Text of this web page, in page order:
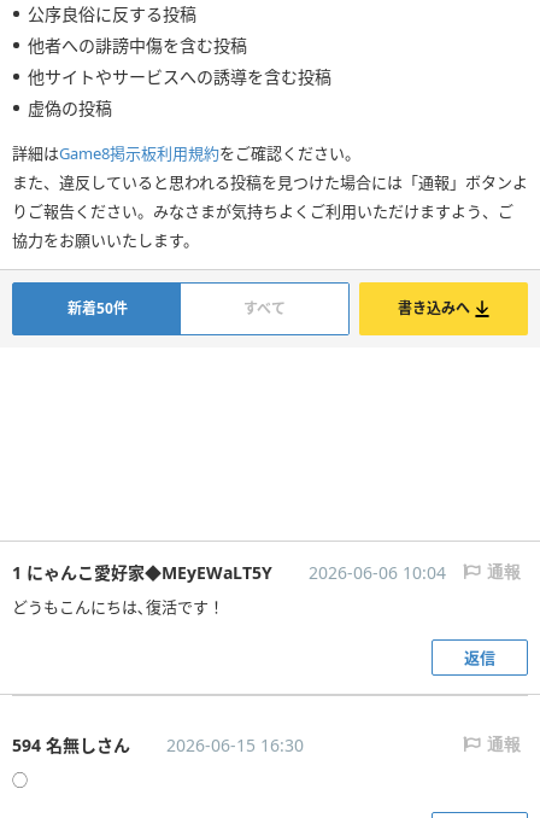
公序良俗に反する投稿
他者への誹謗中傷を含む投稿
他サイトやサービスへの誘導を含む投稿
虚偽の投稿
詳細はGame8掲示板利用規約をご確認ください。
また、違反していると思われる投稿を見つけた場合には「通報」ボタンよ
りご報告ください。みなさまが気持ちよくご利用いただけますよう、ご
協力をお願いいたします。
新着50件 すべて 書き込みへ
1 にゃんこ愛好家◆MEyEWaLT5Y 2026-06-06 10:04 通報
どうもこんにちは､復活です！
返信
594 名無しさん 2026-06-15 16:30 通報
◯